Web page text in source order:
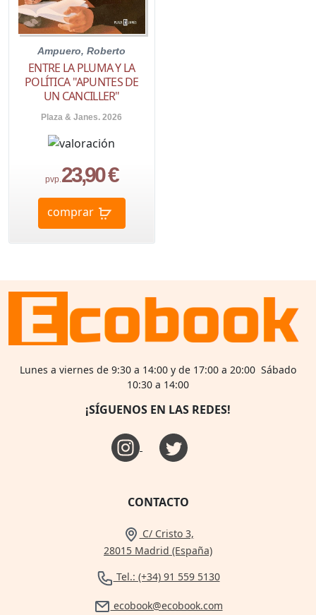
Ampuero, Roberto
ENTRE LA PLUMA Y LA
POLÍTICA "APUNTES DE
UN CANCILLER"
Plaza & Janes. 2026
pvp.23,90 €
comprar
Lunes a viernes de 9:30 a 14:00 y de 17:00 a 20:00 Sábado
10:30 a 14:00
¡SÍGUENOS EN LAS REDES!
CONTACTO
C/ Cristo 3,
28015 Madrid (España)
Tel.: (+34) 91 559 5130
ecobook@ecobook.com